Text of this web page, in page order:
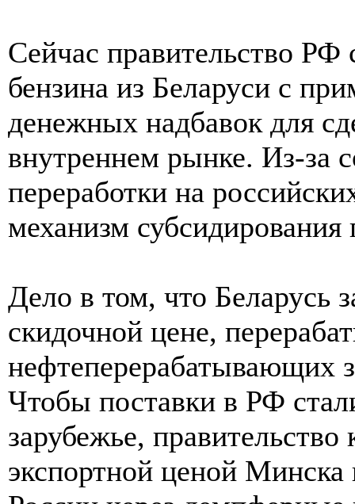
Сейчас правительство РФ
бензина из Беларуси с
денежных надбавок для
внутреннем рынке. Из-за
переработки на
механизм субсидирования
Дело в том, что Беларусь
скидочной цене,
нефтеперерабатывающих
Чтобы поставки в РФ
зарубежье,
экспортной ценой